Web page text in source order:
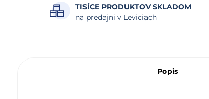
TISÍCE PRODUKTOV SKLADOM
na predajni v Leviciach
Popis